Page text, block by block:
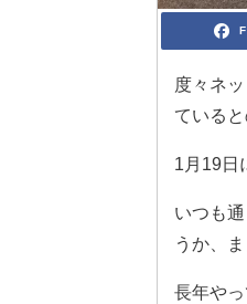
度々ネ
ていると
1月19日
いつも
うか、
長年や